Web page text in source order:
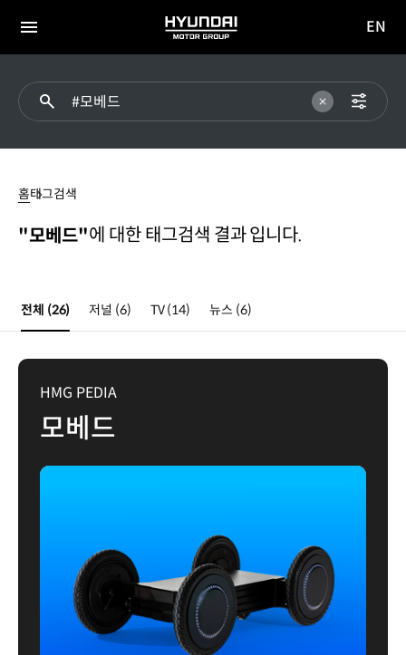
전체
HYUNDAI
MOTOR
이동
EN
홈태그검색
"모베드"에 대한 태그검색 결과 입니다.
전체 (26) 저널 (6) TV(14) 뉴스 (6)
HMG PEDIA
모베드